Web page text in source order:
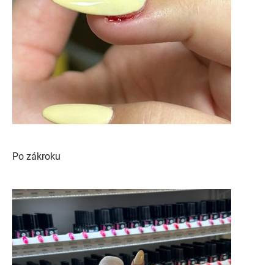
Po zákroku